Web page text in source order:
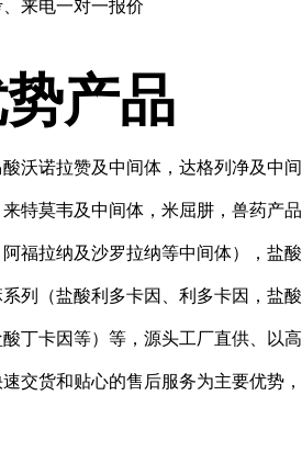
来电一对一报价
产品
沃诺拉赞及中间体，达格列净及中间
特莫韦及中间体，米屈肼，兽药产品
福拉纳及沙罗拉纳等中间体），盐酸
列（盐酸利多卡因、利多卡因，盐酸
丁卡因等）等，源头工厂直供、以高
交货和贴心的售后服务为主要优势，